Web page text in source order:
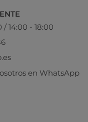
/ 14:00 - 18:00
en WhatsApp